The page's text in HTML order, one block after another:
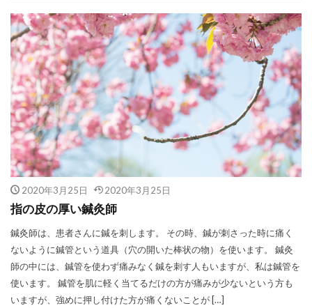
2020年3月25日 2020年3月25日
指の皮の厚い鍼灸師
鍼灸師は、患者さんに鍼を刺します。 その時、鍼が刺さった時に痛く
ないように鍼管という道具（穴の開いた棒状の物）を使います。 鍼灸
師の中には、鍼管を使わず痛みなく鍼を刺す人もいますが、私は鍼管を
使います。 鍼管を肌に軽く当てるだけの方が痛みが少ないという方も
いますが、強めに押し付けた方が痛くないことが […]